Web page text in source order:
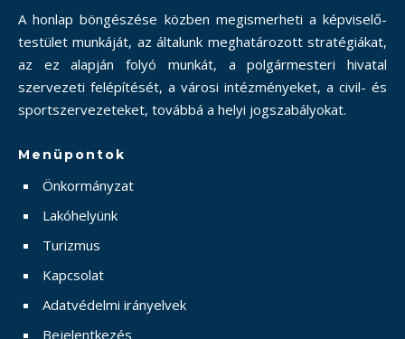
A honlap böngészése közben megismerheti a képviselő-
testület munkáját, az általunk meghatározott stratégiákat,
az ez alapján folyó munkát, a polgármesteri hivatal
szervezeti felépítését, a városi intézményeket, a civil- és
sportszervezeteket, továbbá a helyi jogszabályokat.
Menüpontok
Önkormányzat
Lakóhelyünk
Turizmus
Kapcsolat
Adatvédelmi irányelvek
Bejelentkezés